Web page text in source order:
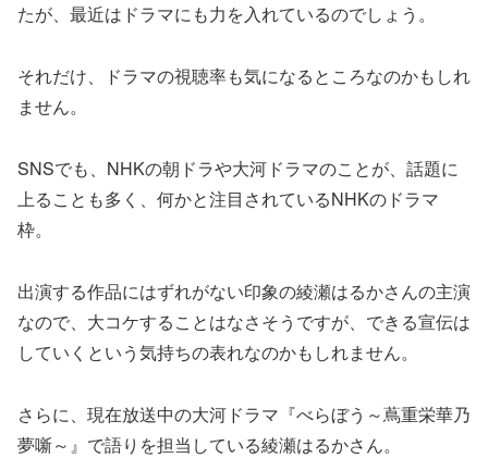
たが、最近はドラマにも力を入れているのでしょう。
それだけ、ドラマの視聴率も気になるところなのかもしれ
ません。
SNSでも、NHKの朝ドラや大河ドラマのことが、話題に
上ることも多く、何かと注目されているNHKのドラマ
枠。
出演する作品にはずれがない印象の綾瀬はるかさんの主演
なので、大コケすることはなさそうですが、できる宣伝は
していくという気持ちの表れなのかもしれません。
さらに、現在放送中の大河ドラマ『べらぼう～蔦重栄華乃
夢噺～』で語りを担当している綾瀬はるかさん。